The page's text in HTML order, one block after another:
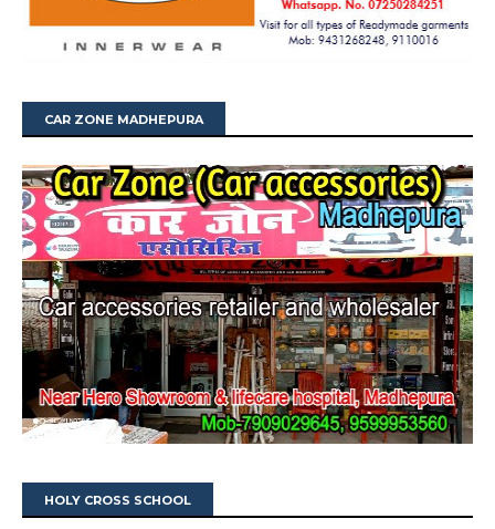
CAR ZONE MADHEPURA
HOLY CROSS SCHOOL